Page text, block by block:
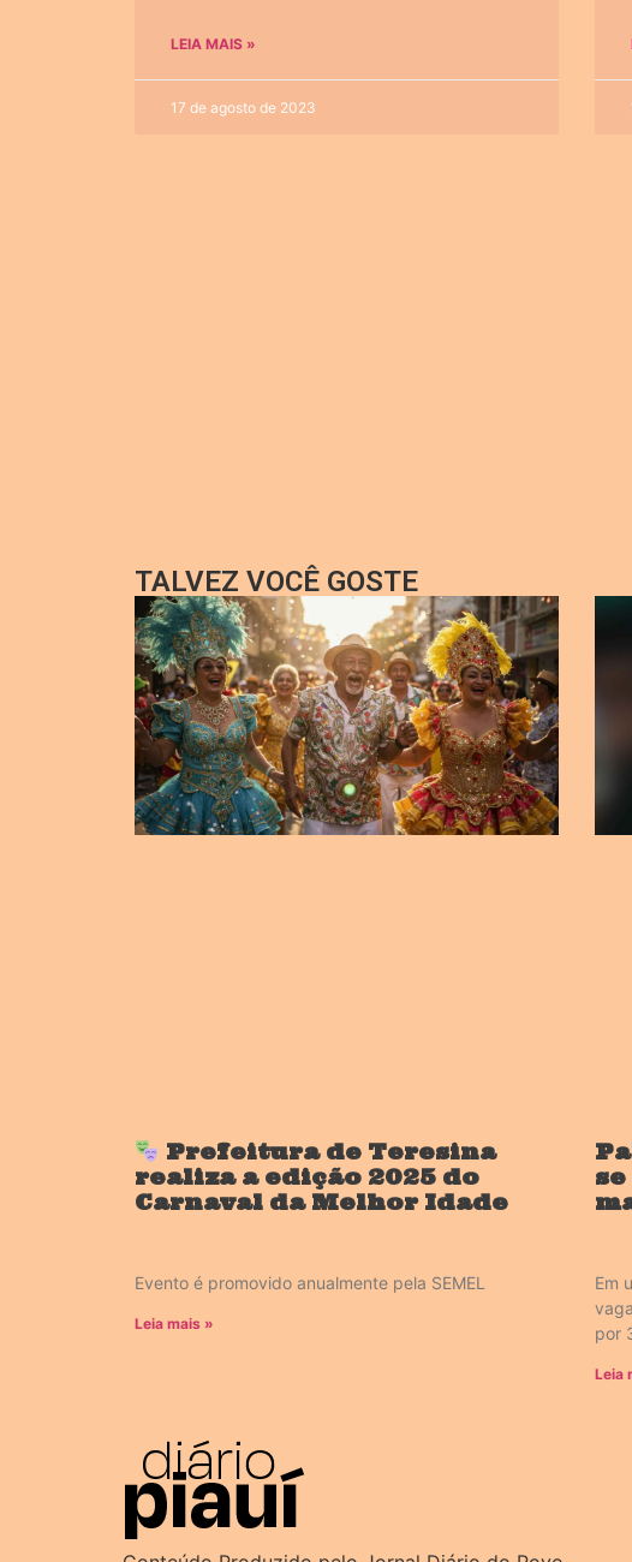
LEIA MAIS »
17 de agosto de 2023
TALVEZ VOCÊ GOSTE
Prefeitura de Teresina
realiza a edição 2025 do
Carnaval da Melhor Idade
Evento é promovido anualmente pela SEMEL
Leia mais »
Em
por
Leia